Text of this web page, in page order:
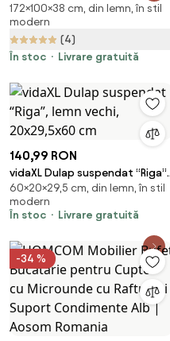
cu Depozit de Vinuri, Bufet cu
Cabină, Blat cu Microunde,
Sertar, Poliță, Uși din Sticlă,
100x38x172 cm, Alb | Aosom
172×100×38 cm, din lemn, în stil
modern
(4)
În stoc
Livrare gratuită
140,99 RON
vidaXL Dulap suspendat “Riga”,
lemn vechi, 20x29,5x60 cm
60×20×29,5 cm, din lemn, în stil
modern
În stoc
Livrare gratuită
-34 %